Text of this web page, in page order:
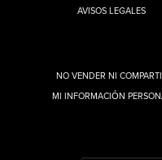
AVISOS LEGALES
NO VENDER NI
MI INFORMACIÓN